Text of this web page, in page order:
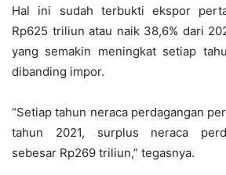
Hal ini sudah terbukti ekspor
Rp625 triliun atau naik 38,6% dari
yang semakin meningkat setiap
dibanding impor.
“Setiap tahun neraca perdagangan
tahun 2021, surplus neraca
sebesar Rp269 triliun,” tegasnya.